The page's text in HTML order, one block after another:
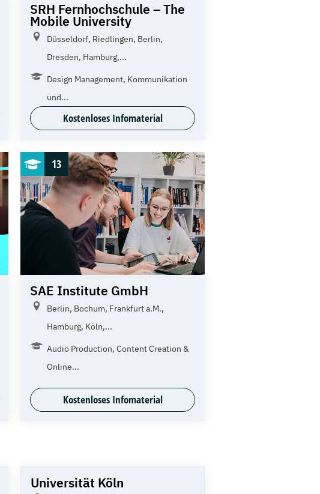
SRH Fernhochschule – The
Mobile University
Düsseldorf, Riedlingen, Berlin,
Dresden, Hamburg,...
Design Management, Kommunikation
und...
Kostenloses Infomaterial
13
SAE Institute GmbH
Berlin, Bochum, Frankfurt a.M.,
Hamburg, Köln,...
Audio Production, Content Creation &
Online...
Kostenloses Infomaterial
Universität Köln